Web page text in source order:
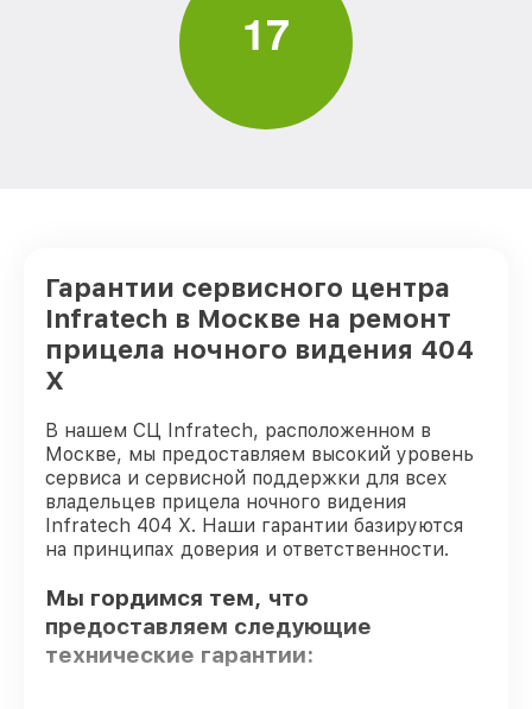
17
Гарантии сервисного центра
Infratech в Москве на ремонт
прицела ночного видения 404
Х
В нашем СЦ Infratech, расположенном в
Москве, мы предоставляем высокий уровень
сервиса и сервисной поддержки для всех
владельцев прицела ночного видения
Infratech 404 Х. Наши гарантии базируются
на принципах доверия и ответственности.
Мы гордимся тем, что
предоставляем следующие
технические гарантии: